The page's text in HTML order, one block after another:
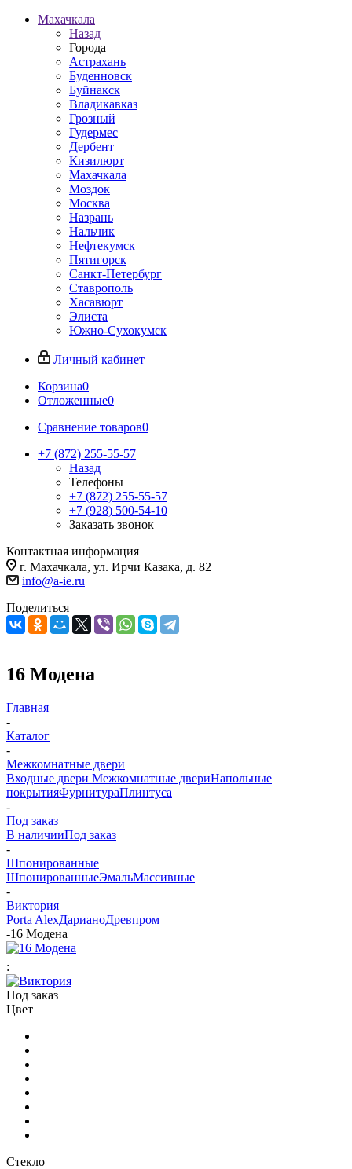
Махачкала
Назад
Города
Астрахань
Буденновск
Буйнакск
Владикавказ
Грозный
Гудермес
Дербент
Кизилюрт
Махачкала
Моздок
Москва
Назрань
Нальчик
Нефтекумск
Пятигорск
Санкт-Петербург
Ставрополь
Хасавюрт
Элиста
Южно-Сухокумск
Личный кабинет
Корзина0
Отложенные0
Сравнение товаров0
+7 (872) 255-55-57
Назад
Телефоны
+7 (872) 255-55-57
+7 (928) 500-54-10
Заказать звонок
Контактная информация
г. Махачкала, ул. Ирчи Казака, д. 82
info@a-ie.ru
Поделиться
16 Модена
Главная
-
Каталог
-
Межкомнатные двери
Входные двери Межкомнатные двериНапольные
покрытияФурнитураПлинтуса
-
Под заказ
В наличииПод заказ
-
Шпонированные
ШпонированныеЭмальМассивные
-
Виктория
Porta AlexДарианоДревпром
-16 Модена
:
Под заказ
Цвет
Стекло